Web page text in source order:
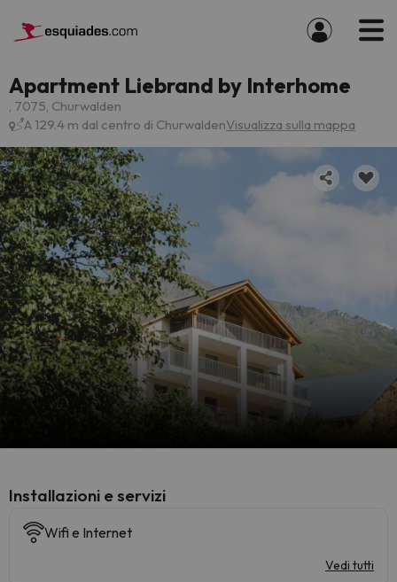
Apartment Liebrand by Interhome
, 7075, Churwalden
A 129.4 m dal centro di ChurwaldenVisualizza sulla mappa
Installazioni e servizi
Wifi e Internet
Vedi tutti